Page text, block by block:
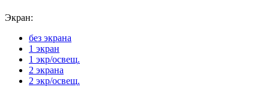
Экран:
без экрана
1 экран
1 экр/освещ.
2 экрана
2 экр/освещ.